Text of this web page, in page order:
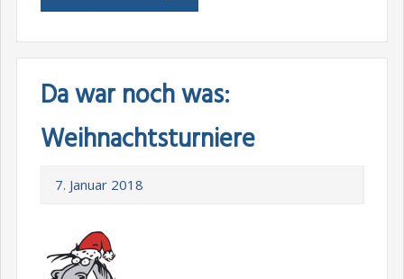
Da war noch was:
Weihnachtsturniere
7. Januar 2018